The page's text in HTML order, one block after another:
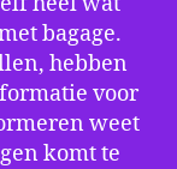
bagage.
hebben
voor
weet
komt te